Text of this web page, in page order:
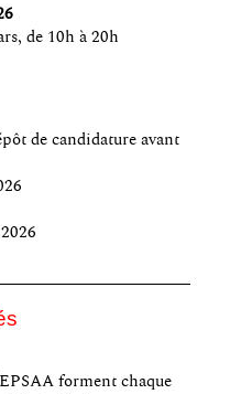
de 10h à 20h
de candidature avant
forment chaque